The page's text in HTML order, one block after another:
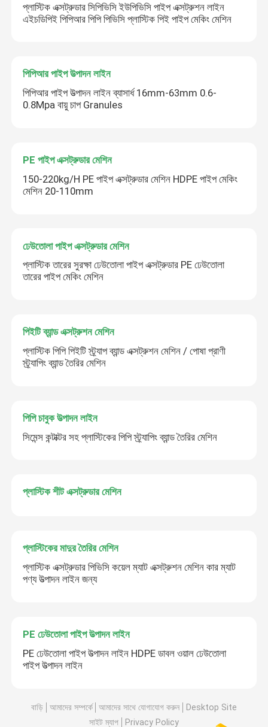
প্লাস্টিক এক্সট্রুডার সিপিভিসি ইউপিভিসি পাইপ এক্সট্রুশন লাইন
এইচডিপিই পিপিআর পিপি পিভিসি প্লাস্টিক পিই পাইপ মেকিং মেশিন
পিপিআর পাইপ উত্পাদন লাইন
পিপিআর পাইপ উত্পাদন লাইন ব্যাসার্ধ 16mm-63mm 0.6-
0.8Mpa বায়ু চাপ Granules
PE পাইপ এক্সট্রুডার মেশিন
150-220kg/H PE পাইপ এক্সট্রুডার মেশিন HDPE পাইপ মেকিং
মেশিন 20-110mm
ঢেউতোলা পাইপ এক্সট্রুডার মেশিন
প্লাস্টিক তারের সুরক্ষা ঢেউতোলা পাইপ এক্সট্রুডার PE ঢেউতোলা
তারের পাইপ মেকিং মেশিন
পিইটি ব্যান্ড এক্সট্রুশন মেশিন
প্লাস্টিক পিপি পিইটি স্ট্র্যাপ ব্যান্ড এক্সট্রুশন মেশিন / পোষা প্রাণী
স্ট্র্যাপিং ব্যান্ড তৈরির মেশিন
পিপি চাবুক উত্পাদন লাইন
সিমেন্স কন্টাক্টর সহ প্লাস্টিকের পিপি স্ট্র্যাপিং ব্যান্ড তৈরির মেশিন
প্লাস্টিক শীট এক্সট্রুডার মেশিন
প্লাস্টিকের মাদুর তৈরির মেশিন
প্লাস্টিক এক্সট্রুডার পিভিসি কয়েল ম্যাট এক্সট্রুশন মেশিন কার ম্যাট
পণ্য উত্পাদন লাইন জন্য
PE ঢেউতোলা পাইপ উত্পাদন লাইন
PE ঢেউতোলা পাইপ উত্পাদন লাইন HDPE ডাবল ওয়াল ঢেউতোলা
পাইপ উত্পাদন লাইন
বাড়ি আমাদের সম্পর্কে আমাদের সাথে যোগাযোগ করুন
Desktop Site
সাইট ম্যাপ
Privacy Policy